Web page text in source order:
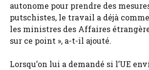
autonome pour prendre des
putschistes, le travail a déjà
les ministres des Affaires
sur ce point », a-t-il ajouté.
Lorsqu’on lui a demandé si l’UE